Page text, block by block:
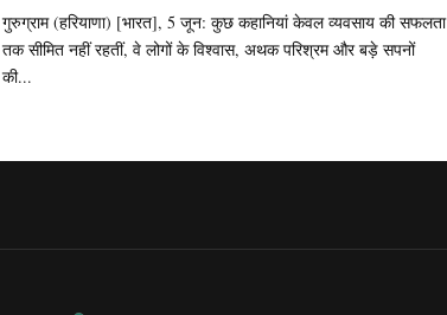
गुरुग्राम (हरियाणा) [भारत], 5 जून: कुछ कहानियां केवल व्यवसाय की सफलता
तक सीमित नहीं रहतीं, वे लोगों के विश्वास, अथक परिश्रम और बड़े सपनों
की...